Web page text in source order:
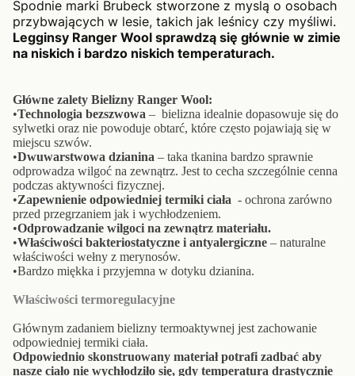
Spodnie marki Brubeck stworzone z myslą o osobach
przybwających w lesie, takich jak leśnicy czy myśliwi.
Legginsy Ranger Wool sprawdzą się głównie w zimie
na niskich i bardzo niskich temperaturach.
Główne zalety Bielizny Ranger Wool:
•Technologia bezszwowa – bielizna idealnie dopasowuje się do
sylwetki oraz nie powoduje obtarć, które często pojawiają się w
miejscu szwów.
•Dwuwarstwowa dzianina – taka tkanina bardzo sprawnie
odprowadza wilgoć na zewnątrz. Jest to cecha szczególnie cenna
podczas aktywności fizycznej.
•Zapewnienie odpowiedniej termiki ciała - ochrona zarówno
przed przegrzaniem jak i wychłodzeniem.
•Odprowadzanie wilgoci na zewnątrz materiału.
•Właściwości bakteriostatyczne i antyalergiczne – naturalne
właściwości wełny z merynosów.
•Bardzo miękka i przyjemna w dotyku dzianina.
Właściwości termoregulacyjne
Głównym zadaniem bielizny termoaktywnej jest zachowanie
odpowiedniej termiki ciała.
Odpowiednio skonstruowany materiał potrafi zadbać aby
nasze ciało nie wychłodziło się, gdy temperatura drastycznie